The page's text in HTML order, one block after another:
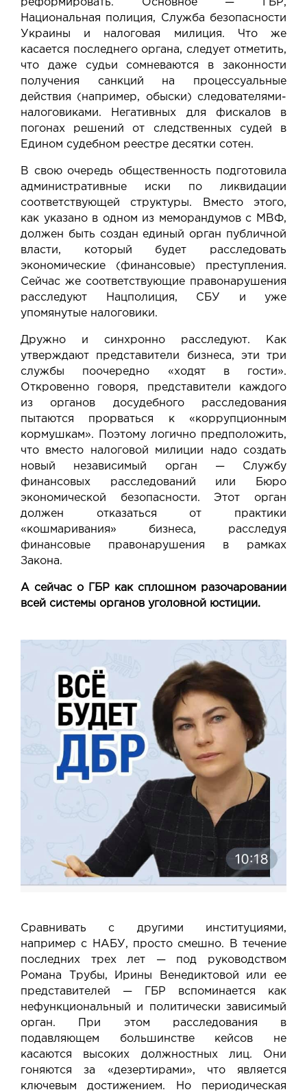
реформировать. Основное — ГБР,
Национальная полиция, Служба безопасности
Украины и налоговая милиция. Что же
касается последнего органа, следует отметить,
что даже судьи сомневаются в законности
получения санкций на процессуальные
действия (например, обыски) следователями-
налоговиками. Негативных для фискалов в
погонах решений от следственных судей в
Едином судебном реестре десятки сотен.
В свою очередь общественность подготовила
административные иски по ликвидации
соответствующей структуры. Вместо этого,
как указано в одном из меморандумов с МВФ,
должен быть создан единый орган публичной
власти, который будет расследовать
экономические (финансовые) преступления.
Сейчас же соответствующие правонарушения
расследуют Нацполиция, СБУ и уже
упомянутые налоговики.
Дружно и синхронно расследуют. Как
утверждают представители бизнеса, эти три
службы поочередно «ходят в гости».
Откровенно говоря, представители каждого
из органов досудебного расследования
пытаются прорваться к «коррупционным
кормушкам». Поэтому логично предположить,
что вместо налоговой милиции надо создать
новый независимый орган — Службу
финансовых расследований или Бюро
экономической безопасности. Этот орган
должен отказаться от практики
«кошмаривания» бизнеса, расследуя
финансовые правонарушения в рамках
Закона.
А сейчас о ГБР как сплошном разочаровании
всей системы органов уголовной юстиции.
Сравнивать с другими институциями,
например с НАБУ, просто смешно. В течение
последних трех лет — под руководством
Романа Трубы, Ирины Венедиктовой или ее
представителей — ГБР вспоминается как
нефункциональный и политически зависимый
орган. При этом расследования в
подавляющем большинстве кейсов не
касаются высоких должностных лиц. Они
гоняются за «дезертирами», что является
ключевым достижением. Но периодическая